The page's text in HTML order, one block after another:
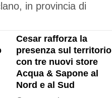
in provincia di
Cesar rafforza la
presenza sul territorio
con tre nuovi store
Acqua & Sapone al
Nord e al Sud